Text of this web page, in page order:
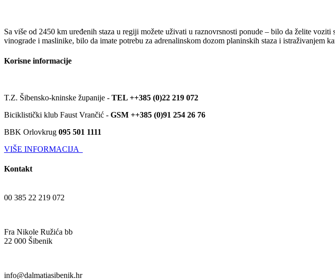
Sa više od 2450 km uređenih staza u regiji možete uživati u raznovrsnosti ponude – bilo da želite
vinograde i maslinike, bilo da imate potrebu za adrenalinskom dozom planinskih staza i
Korisne informacije
T.Z. Šibensko-kninske županije - TEL ++385 (0)22 219 072
Biciklistički klub Faust Vrančić - GSM ++385 (0)91 254 26 76
BBK Orlovkrug 095 501 1111
VIŠE INFORMACIJA
Kontakt
00 385 22 219 072
Fra Nikole Ružića bb
22 000 Šibenik
info@dalmatiasibenik.hr